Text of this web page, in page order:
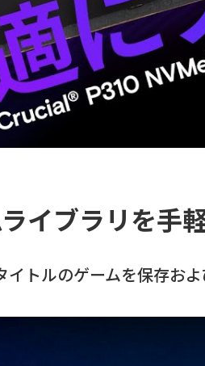
イブラリを手
トルのゲームを保存お